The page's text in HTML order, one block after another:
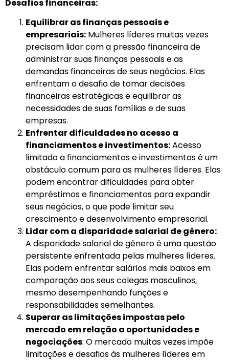
Desafios financeiras:
Equilibrar as finanças pessoais e
empresariais: Mulheres líderes muitas vezes
precisam lidar com a pressão financeira de
administrar suas finanças pessoais e as
demandas financeiras de seus negócios. Elas
enfrentam o desafio de tomar decisões
financeiras estratégicas e equilibrar as
necessidades de suas famílias e de suas
empresas.
Enfrentar dificuldades no acesso a
financiamentos e investimentos:Acesso
limitado a financiamentos e investimentos é um
obstáculo comum para as mulheres líderes. Elas
podem encontrar dificuldades para obter
empréstimos e financiamentos para expandir
seus negócios, o que pode limitar seu
crescimento e desenvolvimento empresarial.
Lidar com a disparidade salarial de gênero:
A disparidade salarial de gênero é uma questão
persistente enfrentada pelas mulheres líderes.
Elas podem enfrentar salários mais baixos em
comparação aos seus colegas masculinos,
mesmo desempenhando funções e
responsabilidades semelhantes.
Superar as limitações impostas pelo
mercado em relação a oportunidades e
negociações: O mercado muitas vezes impõe
limitações e desafios às mulheres líderes em